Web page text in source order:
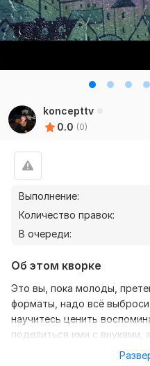
koncepttv
0.0 (0)
Выполнение:
Количество правок:
В очереди:
Об этом кворке
Это вы, пока молоды,
форматы, надо всё
научитесь ценить
поделиться ими с внуками,
повыбрасывали), вот